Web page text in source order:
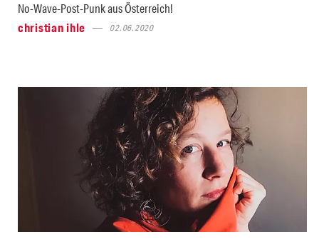
No-Wave-Post-Punk aus Österreich!
christian ihle
02.06.2020